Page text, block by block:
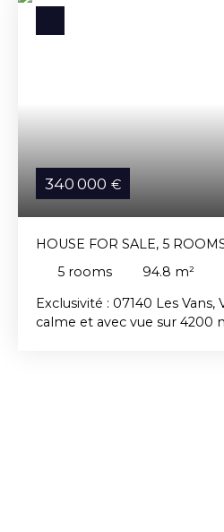
340 000 €
HOUSE FOR SALE, 5
5 rooms 94.8 m²
Exclusivité : 07140 Les Vans,
calme et avec vue sur 4200